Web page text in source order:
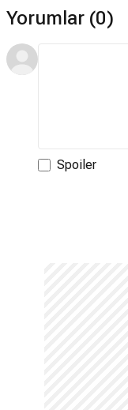
Yorumlar (0)
Spoiler